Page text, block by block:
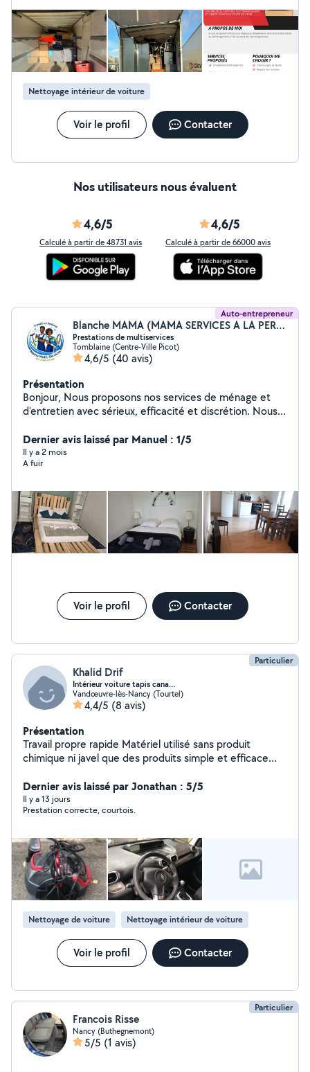
Nettoyage intérieur de voiture
Voir le profil Contacter
Nos utilisateurs nous évaluent
4,6/5
Calculé à partir de 48731 avis
4,6/5
Calculé à partir de 66000 avis
Auto-entrepreneur
Blanche MAMA (MAMA SERVICES A LA PERSONNE)
Prestations de multiservices
Tomblaine (Centre-Ville Picot)
4,6/5 (40 avis)
Présentation
Bonjour, Nous proposons nos services de ménage et
d'entretien avec sérieux, efficacité et discrétion. Nous
permet d'être rapides, organisés et de garantir un travail
soigné et de qualité. Nous intervenons chez les
particuliers, dans les bureaux, Airbnb et locaux
entretien régulier, nettoyage après location, remise en
état, vitres sur demande. Nous sommes ponctuels,
motivés et soucieux de votre satisfaction. N'hésitez pas
à faire appel à nous, nous serons ravis de vous
accompagner.
Dernier avis laissé par Manuel : 1/5
Il y a 2 mois
A fuir
Voir le profil Contacter
Particulier
Khalid Drif
Intérieur voiture tapis cana…
Vandœuvre-lès-Nancy (Tourtel)
4,4/5 (8 avis)
Présentation
Travail propre rapide Matériel utilisé sans produit
chimique ni javel que des produits simple et efficace
Dernier avis laissé par Jonathan : 5/5
Il y a 13 jours
Prestation correcte, courtois.
Nettoyage de voiture Nettoyage intérieur de voiture
Voir le profil Contacter
Particulier
Francois Risse
Nancy (Buthegnemont)
5/5 (1 avis)